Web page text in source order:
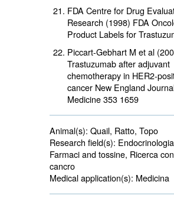
FDA Centre for Drug
Research (1998) FDA
Product Labels for
Piccart-Gebhart M et al
Trastuzumab after adjuvant
chemotherapy in HER2-
cancer New England
Medicine 353 1659
Animal(s): Quail, Ratto, Topo
Research field(s):
Farmaci and tossine, Ricerca
cancro
Medical application(s): Medicina